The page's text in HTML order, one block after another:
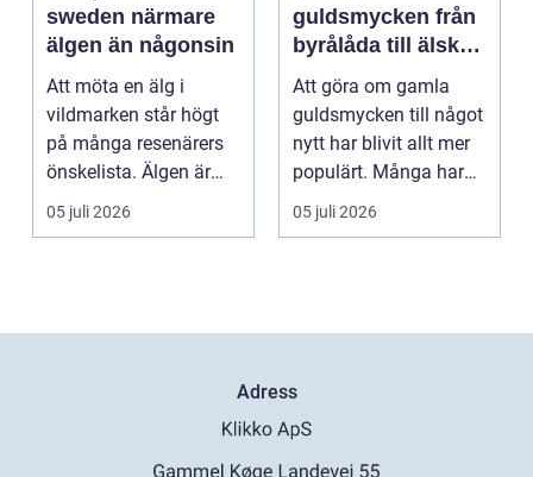
sweden närmare
älgen än någonsin
Att möta en älg i
vildmarken står högt
på många resenärers
önskelista. Älgen är
Skandinaviens ikonis...
05 juli 2026
guldsmycken från
byrålåda till älskad
favorit
Att göra om gamla
guldsmycken till något
nytt har blivit allt mer
populärt. Många har
ärvda ringar, ...
05 juli 2026
Adress